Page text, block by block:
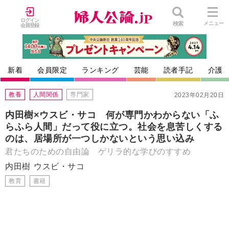
ログイン
会員登録
検索 メニュー
新着 会員限定 ランキング 芸能 読者手記 介護
2023年02月20日
教養 人間関係 専門家
内田樹×ウスビ・サコ 何が専門かわからない「ふ
らふら人間」だって役に立つ。社会を息苦しくする
のは、居場所が一つしかないという思い込み
君たちのための自由論 ゲリラ的な学びのすすめ
内田樹 ウスビ・サコ
教育 書籍